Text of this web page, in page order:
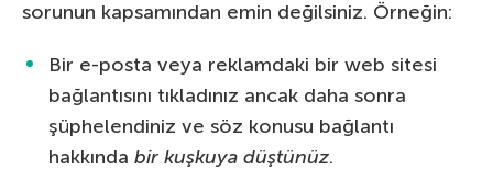
sorunun kapsamından emin değilsiniz. Örneğin:
Bir e-posta veya reklamdaki bir web sitesi
bağlantısını tıkladınız ancak daha sonra
şüphelendiniz ve söz konusu bağlantı
hakkında bir kuşkuya düştünüz.